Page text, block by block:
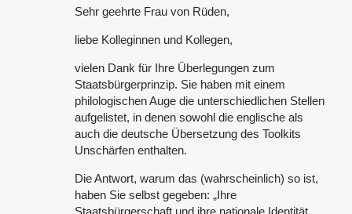
Sehr geehrte Frau von Rüden,
liebe Kolleginnen und Kollegen,
vielen Dank für Ihre Überlegungen zum
Staatsbürgerprinzip. Sie haben mit einem
philologischen Auge die unterschiedlichen Stellen
aufgelistet, in denen sowohl die englische als
auch die deutsche Übersetzung des Toolkits
Unschärfen enthalten.
Die Antwort, warum das (wahrscheinlich) so ist,
haben Sie selbst gegeben: „Ihre
Staatsbürgerschaft und ihre nationale Identität